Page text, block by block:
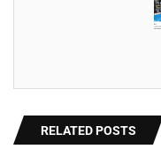
RELATED POSTS